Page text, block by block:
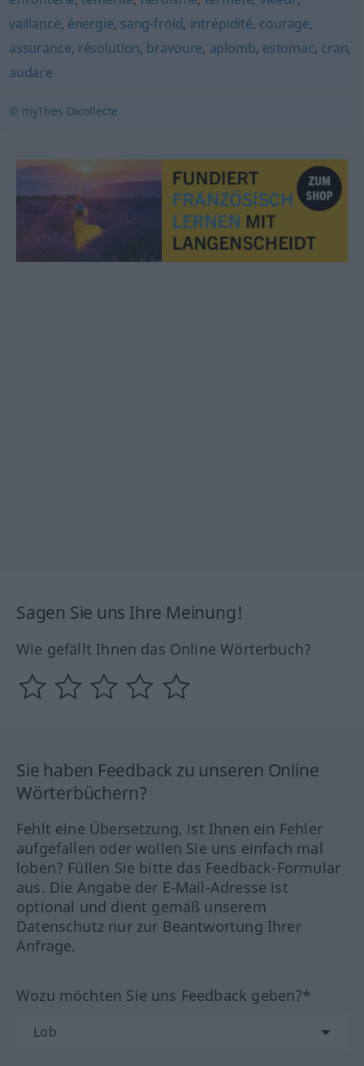
vaillance, énergie, sang-froid, intrépidité, courage,
assurance, résolution, bravoure, aplomb, estomac, cran,
audace
© myThes Dicollecte
Sagen Sie uns Ihre Meinung!
Wie gefällt Ihnen das Online Wörterbuch?
Sie haben Feedback zu unseren Online
Wörterbüchern?
Fehlt eine Übersetzung, ist Ihnen ein Fehler
aufgefallen oder wollen Sie uns einfach mal
loben? Füllen Sie bitte das Feedback-Formular
aus. Die Angabe der E-Mail-Adresse ist
optional und dient gemäß unserem
Datenschutz nur zur Beantwortung Ihrer
Anfrage.
Wozu möchten Sie uns Feedback geben?*